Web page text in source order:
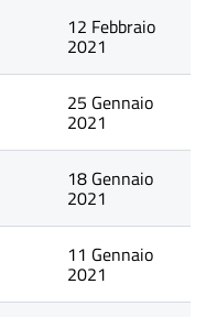
12 Febbraio
2021
25 Gennaio
2021
18 Gennaio
2021
11 Gennaio
2021